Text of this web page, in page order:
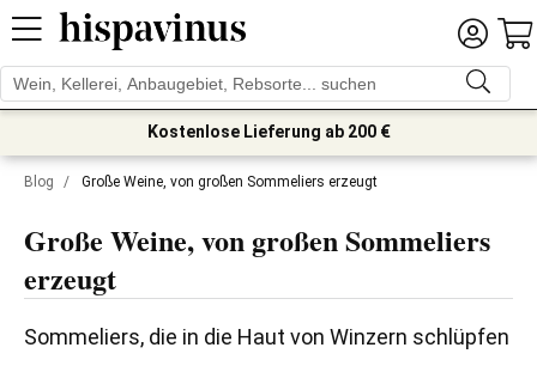
Kostenlose Lieferung ab 200 €
Blog / Große Weine, von großen Sommeliers erzeugt
Große Weine, von großen Sommeliers
erzeugt
Sommeliers, die in die Haut von Winzern schlüpfen